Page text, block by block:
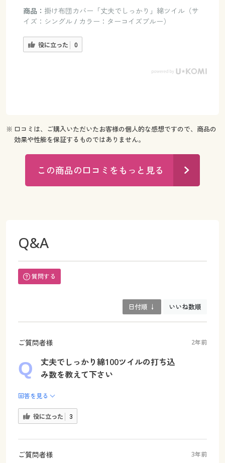
商品： 掛け布団カバー「丈夫でしっかり」綿ツイル（サ
イズ：シングル / カラー：ターコイズブルー）
役に立った 0
※ 口コミは、ご購入いただいたお客様の個人的な感想ですので、商品の
効果や性能を保証するものではありません。
この商品の口コミをもっと見る
Q&A
質問する
日付順 ↓ いいね数順
ご質問者様 2年前
丈夫でしっかり綿100ツイルの打ち込
み数を教えて下さい
回答を見る
役に立った 3
ご質問者様 3年前